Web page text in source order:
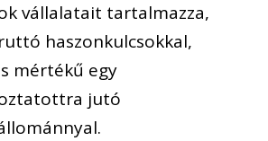
vállalatait tartalmazza,
haszonkulcsokkal,
mértékű egy
jutó